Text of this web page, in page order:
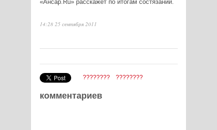
«Ансар.Ru» расскажет по итогам состязаний.
14:28 25 сентября 2011
???????? ????????
комментариев